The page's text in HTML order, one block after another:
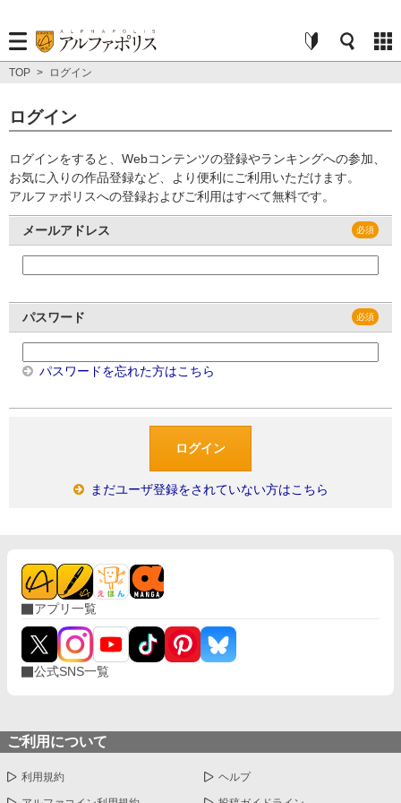
TOP > ログイン
ログイン
ログインをすると、Webコンテンツの登録やランキングへの参加、
お気に入りの作品登録など、より便利にご利用いただけます。
アルファポリスへの登録およびご利用はすべて無料です。
メールアドレス
パスワード
パスワードを忘れた方はこちら
まだユーザ登録をされていない方はこちら
アプリ一覧
公式SNS一覧
ご利用について
利用規約 ヘルプ